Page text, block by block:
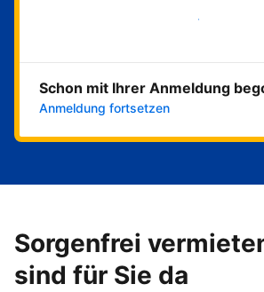
Jetzt loslegen
Schon mit Ihrer Anmeldung
Anmeldung fortsetzen
Sorgenfrei
sind für Sie da